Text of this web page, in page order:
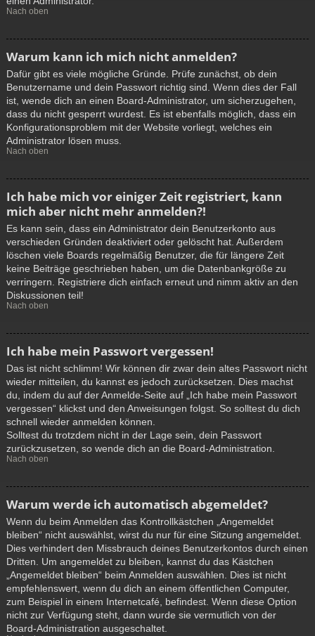
Nach oben
Warum kann ich mich nicht anmelden?
Dafür gibt es viele mögliche Gründe. Prüfe zunächst, ob dein
Benutzername und dein Passwort richtig sind. Wenn dies der Fall
ist, wende dich an einen Board-Administrator, um sicherzugehen,
dass du nicht gesperrt wurdest. Es ist ebenfalls möglich, dass ein
Konfigurationsproblem mit der Website vorliegt, welches ein
Administrator lösen muss.
Nach oben
Ich habe mich vor einiger Zeit registriert, kann
mich aber nicht mehr anmelden?!
Es kann sein, dass ein Administrator dein Benutzerkonto aus
verschieden Gründen deaktiviert oder gelöscht hat. Außerdem
löschen viele Boards regelmäßig Benutzer, die für längere Zeit
keine Beiträge geschrieben haben, um die Datenbankgröße zu
verringern. Registriere dich einfach erneut und nimm aktiv an den
Diskussionen teil!
Nach oben
Ich habe mein Passwort vergessen!
Das ist nicht schlimm! Wir können dir zwar dein altes Passwort nicht
wieder mitteilen, du kannst es jedoch zurücksetzen. Dies machst
du, indem du auf der Anmelde-Seite auf „Ich habe mein Passwort
vergessen“ klickst und den Anweisungen folgst. So solltest du dich
schnell wieder anmelden können.
Solltest du trotzdem nicht in der Lage sein, dein Passwort
zurückzusetzen, so wende dich an die Board-Administration.
Nach oben
Warum werde ich automatisch abgemeldet?
Wenn du beim Anmelden das Kontrollkästchen „Angemeldet
bleiben“ nicht auswählst, wirst du nur für eine Sitzung angemeldet.
Dies verhindert den Missbrauch deines Benutzerkontos durch einen
Dritten. Um angemeldet zu bleiben, kannst du das Kästchen
„Angemeldet bleiben“ beim Anmelden auswählen. Dies ist nicht
empfehlenswert, wenn du dich an einem öffentlichen Computer,
zum Beispiel in einem Internetcafé, befindest. Wenn diese Option
nicht zur Verfügung steht, dann wurde sie vermutlich von der
Board-Administration ausgeschaltet.